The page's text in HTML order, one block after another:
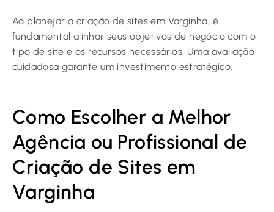
Ao planejar a criação de sites em Varginha, é
fundamental alinhar seus objetivos de negócio com o
tipo de site e os recursos necessários. Uma avaliação
cuidadosa garante um investimento estratégico.
Como Escolher a Melhor
Agência ou Profissional de
Criação de Sites em
Varginha